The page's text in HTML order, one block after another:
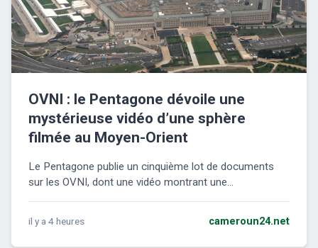
OVNI : le Pentagone dévoile une
mystérieuse vidéo d’une sphère
filmée au Moyen-Orient
Le Pentagone publie un cinquième lot de documents
sur les OVNI, dont une vidéo montrant une...
il y a 4 heures cameroun24.net